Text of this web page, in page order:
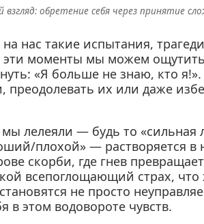
взгляд: обретение себя через принятие
нас такие испытания,
эти моменты мы можем
«Я больше не знаю, кто
преодолевать их или даже
лелеяли — будь то
плохой» — растворяется
скорби, где гнев
всепоглощающий страх, что
не просто
в этом водовороте чувств.